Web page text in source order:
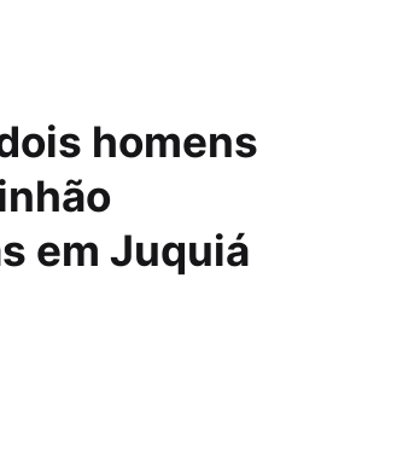
homens
em Juquiá